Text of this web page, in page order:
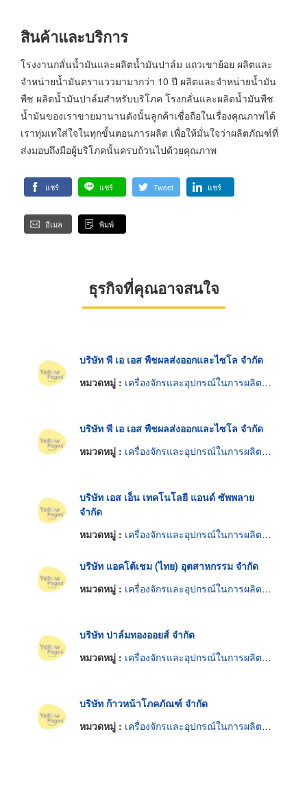
สินค้าและบริการ
โรงงานกลั่นน้ำมันและผลิตน้ำมันปาล์ม แถวเขาย้อย ผลิตและ
จำหน่ายน้ำมันตราแววมามากว่า 10 ปี ผลิตและจำหน่ายน้ำมัน
พืช ผลิตน้ำมันปาล์มสำหรับบริโภค โรงกลั่นและผลิตน้ำมันพืช
น้ำมันของเราขายมานานดังนั้นลูกค้าเชื่อถือในเรื่องคุณภาพได้
เราทุ่มเทใส่ใจในทุกขั้นตอนการผลิต เพื่อให้มั่นใจว่าผลิตภัณฑ์ที่
ส่งมอบถึงมือผู้บริโภคนั้นครบถ้วนไปด้วยคุณภาพ
แชร์ แชร์ Tweet แชร์
อีเมล พิมพ์
ธุรกิจที่คุณอาจสนใจ
บริษัท พี เอ เอส พืชผลส่งออกและไซโล จำกัด
หมวดหมู่ : เครื่องจักรและอุปกรณ์ในการผลิตน้ำมันพืช
บริษัท พี เอ เอส พืชผลส่งออกและไซโล จำกัด
หมวดหมู่ : เครื่องจักรและอุปกรณ์ในการผลิตน้ำมันพืช
บริษัท เอส เอ็น เทคโนโลยี แอนด์ ซัพพลาย
จำกัด
หมวดหมู่ : เครื่องจักรและอุปกรณ์ในการผลิตน้ำมันพืช
บริษัท แอคโต้เชม (ไทย) อุตสาหกรรม จำกัด
หมวดหมู่ : เครื่องจักรและอุปกรณ์ในการผลิตน้ำมันพืช
บริษัท ปาล์มทองออยส์ จำกัด
หมวดหมู่ : เครื่องจักรและอุปกรณ์ในการผลิตน้ำมันพืช
บริษัท ก้าวหน้าโภคภัณฑ์ จำกัด
หมวดหมู่ : เครื่องจักรและอุปกรณ์ในการผลิตน้ำมันพืช